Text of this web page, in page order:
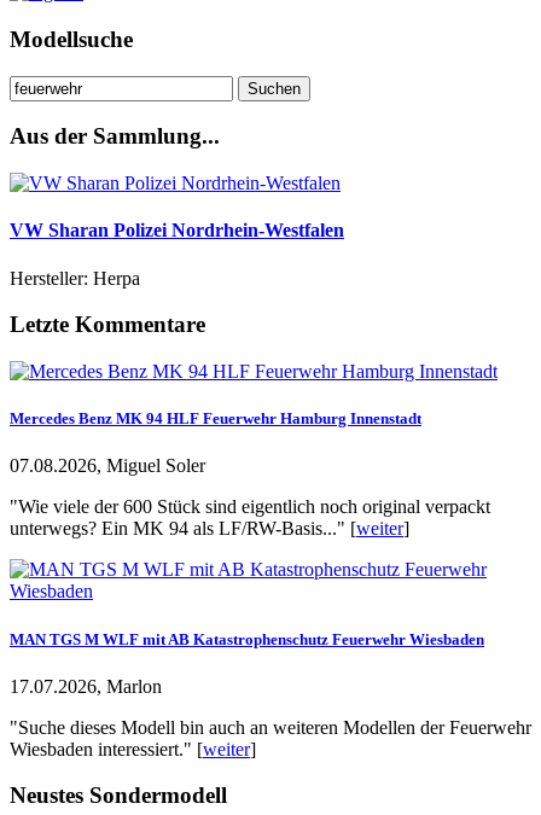
Modellsuche
Suchen
nach:
Aus der Sammlung...
VW Sharan Polizei Nordrhein-Westfalen
Hersteller: Herpa
Letzte Kommentare
Mercedes Benz MK 94 HLF Feuerwehr Hamburg Innenstadt
07.08.2026, Miguel Soler
"Wie viele der 600 Stück sind eigentlich noch original verpackt
unterwegs? Ein MK 94 als LF/RW-Basis..." [weiter]
MAN TGS M WLF mit AB Katastrophenschutz Feuerwehr Wiesbaden
17.07.2026, Marlon
"Suche dieses Modell bin auch an weiteren Modellen der Feuerwehr
Wiesbaden interessiert." [weiter]
Neustes Sondermodell